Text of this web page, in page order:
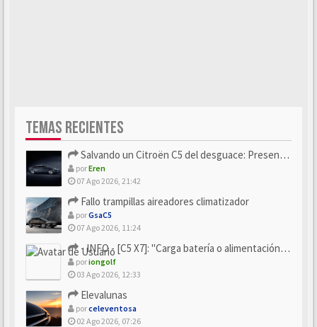
TEMAS RECIENTES
Salvando un Citroën C5 del desguace: Presentación y seguimiento
porEren
07 Ago 2026, 21:42
Fallo trampillas aireadores climatizador
porGsaC5
07 Ago 2026, 11:24
- INFO - [C5 X7]: "Carga batería o alimentación eléctri...
poriongolf
03 Ago 2026, 12:33
Elevalunas
porceleventosa
02 Ago 2026, 07:26